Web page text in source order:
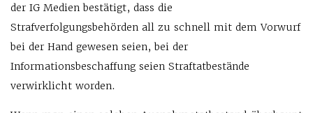
der IG Medien bestätigt, dass die
Strafverfolgungsbehörden all zu schnell mit dem Vorwurf
bei der Hand gewesen seien, bei der
Informationsbeschaffung seien Straftatbestände
verwirklicht worden.